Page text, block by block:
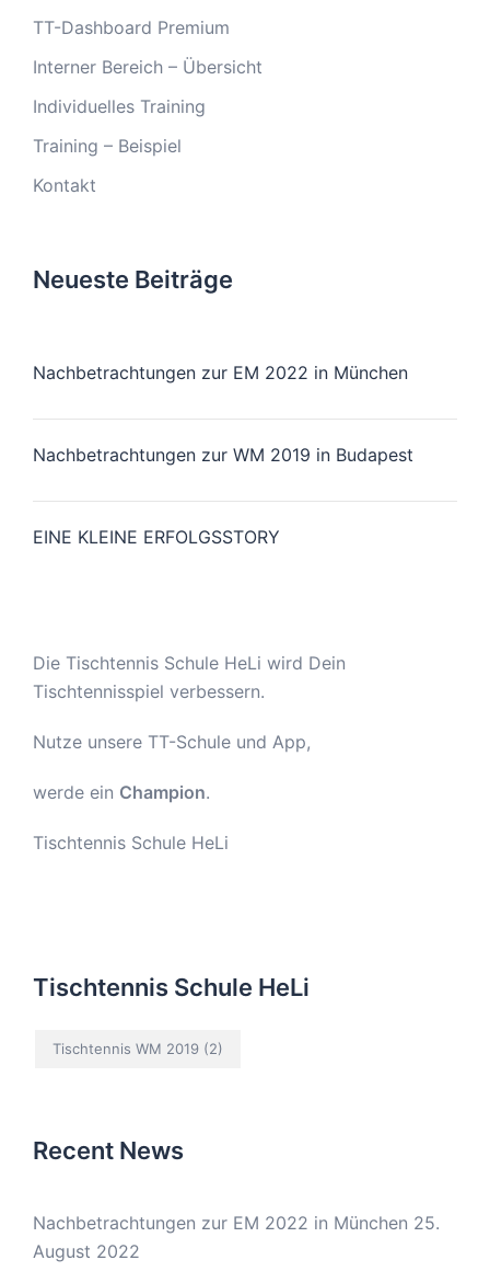
TT-Dashboard Premium
Interner Bereich – Übersicht
Individuelles Training
Training – Beispiel
Kontakt
Neueste Beiträge
Nachbetrachtungen zur EM 2022 in München
Nachbetrachtungen zur WM 2019 in Budapest
EINE KLEINE ERFOLGSSTORY
Die Tischtennis Schule HeLi wird Dein
Tischtennisspiel verbessern.
Nutze unsere TT-Schule und App,
werde ein Champion.
Tischtennis Schule HeLi
Tischtennis Schule HeLi
Tischtennis WM 2019 (2)
Recent News
Nachbetrachtungen zur EM 2022 in München 25.
August 2022